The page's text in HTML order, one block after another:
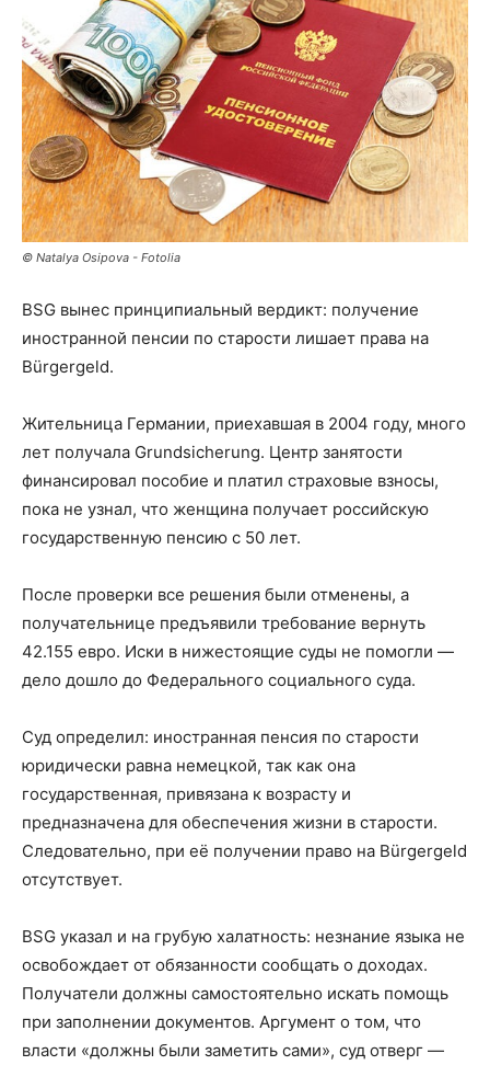
© Natalya Osipova - Fotolia
BSG вынес принципиальный вердикт: получение
иностранной пенсии по старости лишает права на
Bürgergeld.
Жительница Германии, приехавшая в 2004 году, много
лет получала Grundsicherung. Центр занятости
финансировал пособие и платил страховые взносы,
пока не узнал, что женщина получает российскую
государственную пенсию с 50 лет.
После проверки все решения были отменены, а
получательнице предъявили требование вернуть
42.155 евро. Иски в нижестоящие суды не помогли —
дело дошло до Федерального социального суда.
Суд определил: иностранная пенсия по старости
юридически равна немецкой, так как она
государственная, привязана к возрасту и
предназначена для обеспечения жизни в старости.
Следовательно, при её получении право на Bürgergeld
отсутствует.
BSG указал и на грубую халатность: незнание языка не
освобождает от обязанности сообщать о доходах.
Получатели должны самостоятельно искать помощь
при заполнении документов. Аргумент о том, что
власти «должны были заметить сами», суд отверг —